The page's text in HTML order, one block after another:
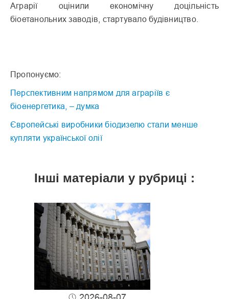
Аграрії оцінили економічну доцільність
біоетанольних заводів, стартувало будівництво.
Пропонуємо:
Перспективним напрямом для аграріїв є
біоенергетика, – думка
Європейські виробники біодизелю стали менше
купляти української олії
Інші матеріали у рубриці :